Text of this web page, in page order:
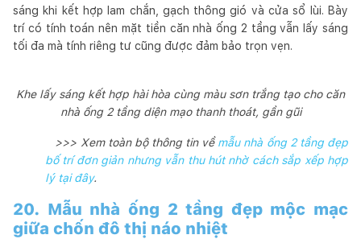
sáng khi kết hợp lam chắn, gạch thông gió và cửa sổ lùi. Bày
trí có tính toán nên mặt tiền căn nhà ống 2 tầng vẫn lấy sáng
tối đa mà tính riêng tư cũng được đảm bảo trọn vẹn.
Khe lấy sáng kết hợp hài hòa cùng màu sơn trắng tạo cho căn
nhà ống 2 tầng diện mạo thanh thoát, gần gũi
>>> Xem toàn bộ thông tin vềmẫu nhà ống 2 tầng đẹp
bố trí đơn giản nhưng vẫn thu hút nhờ cách sắp xếp hợp
lý tại đây.
20. Mẫu nhà ống 2 tầng đẹp mộc mạc
giữa chốn đô thị náo nhiệt